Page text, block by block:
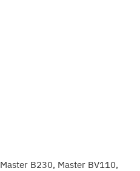
Master B230, Master BV110,